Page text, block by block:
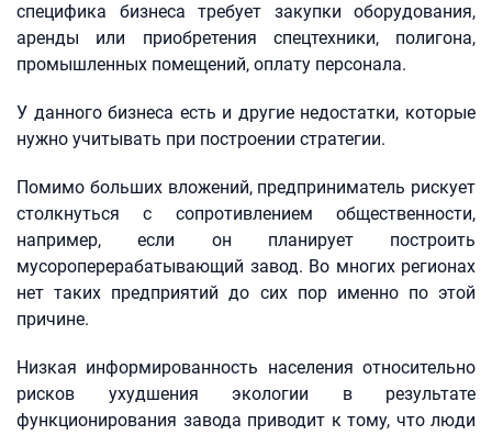
специфика бизнеса требует закупки оборудования,
аренды или приобретения спецтехники, полигона,
промышленных помещений, оплату персонала.
У данного бизнеса есть и другие недостатки, которые
нужно учитывать при построении стратегии.
Помимо больших вложений, предприниматель рискует
столкнуться с сопротивлением общественности,
например, если он планирует построить
мусороперерабатывающий завод. Во многих регионах
нет таких предприятий до сих пор именно по этой
причине.
Низкая информированность населения относительно
рисков ухудшения экологии в результате
функционирования завода приводит к тому, что люди